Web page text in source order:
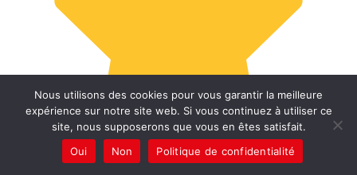
Nous utilisons des cookies pour vous garantir la meilleure
expérience sur notre site web. Si vous continuez à utiliser ce
site, nous supposerons que vous en êtes satisfait.
Oui
Non Politique de confidentialité